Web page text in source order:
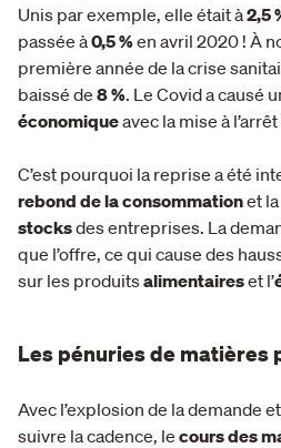
Unis par exemple, elle était à2,5
passée à0,5 %en avril 2020 ! À
première année de la crise
baissé de 8 %. Le Covid a causé
économiqueavec la mise à
C’est pourquoi la reprise a été
rebond de la consommationet la
stocksdes entreprises. La
que l’offre, ce qui cause des
sur les produitsalimentaireset l’
Les pénuries de matières
Avec l’explosion de la demande
suivre la cadence, le cours des